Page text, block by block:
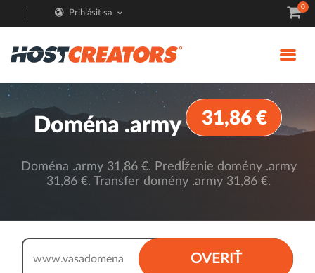
Prihlásiť sa
0
Doména .army 31,86 €
Doména .army 31,86 €. Predĺženie domény .army
31,86 €. Transfer domény .army 31,86 €.
OVERIŤ
www.